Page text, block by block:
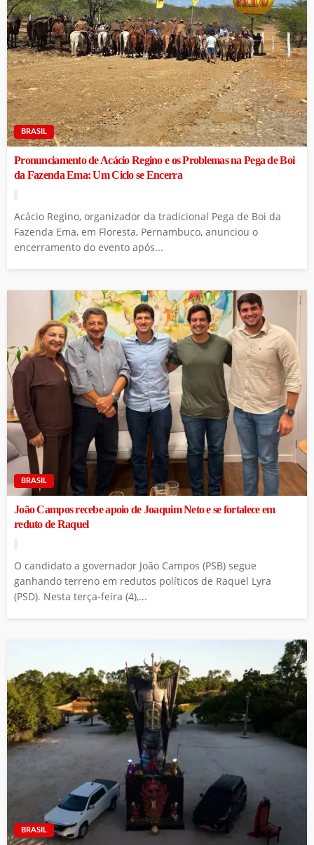
BRASIL
Pronunciamento de Acácio Regino e os Problemas na Pega de Boi
da Fazenda Ema: Um Ciclo se Encerra
Acácio Regino, organizador da tradicional Pega de Boi da
Fazenda Ema, em Floresta, Pernambuco, anunciou o
encerramento do evento após...
BRASIL
João Campos recebe apoio de Joaquim Neto e se fortalece em
reduto de Raquel
O candidato a governador João Campos (PSB) segue
ganhando terreno em redutos políticos de Raquel Lyra
(PSD). Nesta terça-feira (4),...
BRASIL